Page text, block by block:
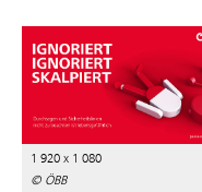
1 920 x 1 080
© ÖBB